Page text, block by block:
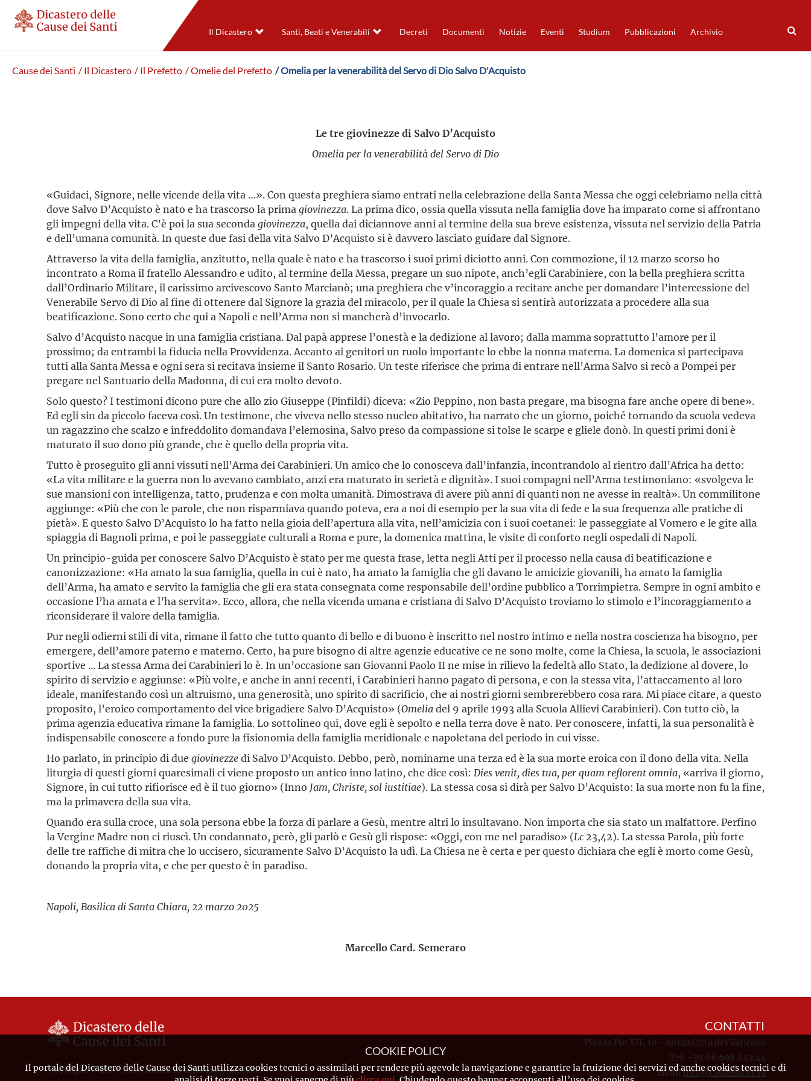
Il Dicastero Santi, Beati e Venerabili Decreti Documenti Notizie Eventi Studium Pubblicazioni Archivio
Cause dei Santi / Il Dicastero / Il Prefetto / Omelie del Prefetto / Omelia per la venerabilità del Servo di Dio Salvo D'Acquisto
Le tre giovinezze di Salvo D’Acquisto
Omelia per la venerabilità del Servo di Dio
«Guidaci, Signore, nelle vicende della vita …». Con questa preghiera siamo entrati nella celebrazione della Santa Messa che oggi celebriamo nella città
dove Salvo D’Acquisto è nato e ha trascorso la prima giovinezza. La prima dico, ossia quella vissuta nella famiglia dove ha imparato come si affrontano
gli impegni della vita. C’è poi la sua seconda giovinezza, quella dai diciannove anni al termine della sua breve esistenza, vissuta nel servizio della Patria
e dell’umana comunità. In queste due fasi della vita Salvo D’Acquisto si è davvero lasciato guidare dal Signore.
Attraverso la vita della famiglia, anzitutto, nella quale è nato e ha trascorso i suoi primi diciotto anni. Con commozione, il 12 marzo scorso ho
incontrato a Roma il fratello Alessandro e udito, al termine della Messa, pregare un suo nipote, anch’egli Carabiniere, con la bella preghiera scritta
dall’Ordinario Militare, il carissimo arcivescovo Santo Marcianò; una preghiera che v’incoraggio a recitare anche per domandare l’intercessione del
Venerabile Servo di Dio al fine di ottenere dal Signore la grazia del miracolo, per il quale la Chiesa si sentirà autorizzata a procedere alla sua
beatificazione. Sono certo che qui a Napoli e nell’Arma non si mancherà d’invocarlo.
Salvo d’Acquisto nacque in una famiglia cristiana. Dal papà apprese l’onestà e la dedizione al lavoro; dalla mamma soprattutto l’amore per il
prossimo; da entrambi la fiducia nella Provvidenza. Accanto ai genitori un ruolo importante lo ebbe la nonna materna. La domenica si partecipava
tutti alla Santa Messa e ogni sera si recitava insieme il Santo Rosario. Un teste riferisce che prima di entrare nell’Arma Salvo si recò a Pompei per
pregare nel Santuario della Madonna, di cui era molto devoto.
Solo questo? I testimoni dicono pure che allo zio Giuseppe (Pinfildi) diceva: «Zio Peppino, non basta pregare, ma bisogna fare anche opere di bene».
Ed egli sin da piccolo faceva così. Un testimone, che viveva nello stesso nucleo abitativo, ha narrato che un giorno, poiché tornando da scuola vedeva
un ragazzino che scalzo e infreddolito domandava l’elemosina, Salvo preso da compassione si tolse le scarpe e gliele donò. In questi primi doni è
maturato il suo dono più grande, che è quello della propria vita.
Tutto è proseguito gli anni vissuti nell’Arma dei Carabinieri. Un amico che lo conosceva dall’infanzia, incontrandolo al rientro dall’Africa ha detto:
«La vita militare e la guerra non lo avevano cambiato, anzi era maturato in serietà e dignità». I suoi compagni nell’Arma testimoniano: «svolgeva le
sue mansioni con intelligenza, tatto, prudenza e con molta umanità. Dimostrava di avere più anni di quanti non ne avesse in realtà». Un commilitone
aggiunge: «Più che con le parole, che non risparmiava quando poteva, era a noi di esempio per la sua vita di fede e la sua frequenza alle pratiche di
pietà». E questo Salvo D’Acquisto lo ha fatto nella gioia dell’apertura alla vita, nell’amicizia con i suoi coetanei: le passeggiate al Vomero e le gite alla
spiaggia di Bagnoli prima, e poi le passeggiate culturali a Roma e pure, la domenica mattina, le visite di conforto negli ospedali di Napoli.
Un principio-guida per conoscere Salvo D’Acquisto è stato per me questa frase, letta negli Atti per il processo nella causa di beatificazione e
canonizzazione: «Ha amato la sua famiglia, quella in cui è nato, ha amato la famiglia che gli davano le amicizie giovanili, ha amato la famiglia
dell’Arma, ha amato e servito la famiglia che gli era stata consegnata come responsabile dell’ordine pubblico a Torrimpietra. Sempre in ogni ambito e
occasione l’ha amata e l’ha servita». Ecco, allora, che nella vicenda umana e cristiana di Salvo D’Acquisto troviamo lo stimolo e l’incoraggiamento a
riconsiderare il valore della famiglia.
Pur negli odierni stili di vita, rimane il fatto che tutto quanto di bello e di buono è inscritto nel nostro intimo e nella nostra coscienza ha bisogno, per
emergere, dell’amore paterno e materno. Certo, ha pure bisogno di altre agenzie educative ce ne sono molte, come la Chiesa, la scuola, le associazioni
sportive ... La stessa Arma dei Carabinieri lo è. In un’occasione san Giovanni Paolo II ne mise in rilievo la fedeltà allo Stato, la dedizione al dovere, lo
spirito di servizio e aggiunse: «Più volte, e anche in anni recenti, i Carabinieri hanno pagato di persona, e con la stessa vita, l’attaccamento al loro
ideale, manifestando così un altruismo, una generosità, uno spirito di sacrificio, che ai nostri giorni sembrerebbero cosa rara. Mi piace citare, a questo
proposito, l’eroico comportamento del vice brigadiere Salvo D’Acquisto» (Omeliadel 9 aprile 1993 alla Scuola Allievi Carabinieri). Con tutto ciò, la
prima agenzia educativa rimane la famiglia. Lo sottolineo qui, dove egli è sepolto e nella terra dove è nato. Per conoscere, infatti, la sua personalità è
indispensabile conoscere a fondo pure la fisionomia della famiglia meridionale e napoletana del periodo in cui visse.
Ho parlato, in principio di due giovinezzedi Salvo D’Acquisto. Debbo, però, nominarne una terza ed è la sua morte eroica con il dono della vita. Nella
liturgia di questi giorni quaresimali ci viene proposto un antico inno latino, che dice così: Dies venit, dies tua, per quam reflorent omnia, «arriva il giorno,
Signore, in cui tutto rifiorisce ed è il tuo giorno» (Inno Jam, Christe, sol iustitiae). La stessa cosa si dirà per Salvo D’Acquisto: la sua morte non fu la fine,
ma la primavera della sua vita.
Quando era sulla croce, una sola persona ebbe la forza di parlare a Gesù, mentre altri lo insultavano. Non importa che sia stato un malfattore. Perfino
la Vergine Madre non ci riuscì. Un condannato, però, gli parlò e Gesù gli rispose: «Oggi, con me nel paradiso» (Lc 23,42). La stessa Parola, più forte
delle tre raffiche di mitra che lo uccisero, sicuramente Salvo D’Acquisto la udì. La Chiesa ne è certa e per questo dichiara che egli è morto come Gesù,
donando la propria vita, e che per questo è in paradiso.
Napoli, Basilica di Santa Chiara, 22 marzo 2025
Marcello Card. Semeraro
Copyright © 2019-2026 Dicastero delle Cause dei Santi
CONTATTI
Piazza Pio XII, 10 - 00120 Città del Vaticano
Tel. +39.06.698.842.44
Emailinfo@causesanti.va
COOKIE POLICY
Il portale del Dicastero delle Cause dei Santi utilizza cookies tecnici o assimilati per rendere più agevole la navigazione e garantire la fruizione dei servizi ed anche cookies tecnici e di